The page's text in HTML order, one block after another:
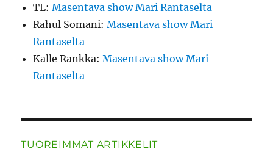
TL:Masentava show Mari Rantaselta
Rahul Somani:Masentava show Mari
Rantaselta
Kalle Rankka:Masentava show Mari
Rantaselta
TUOREIMMAT ARTIKKELIT